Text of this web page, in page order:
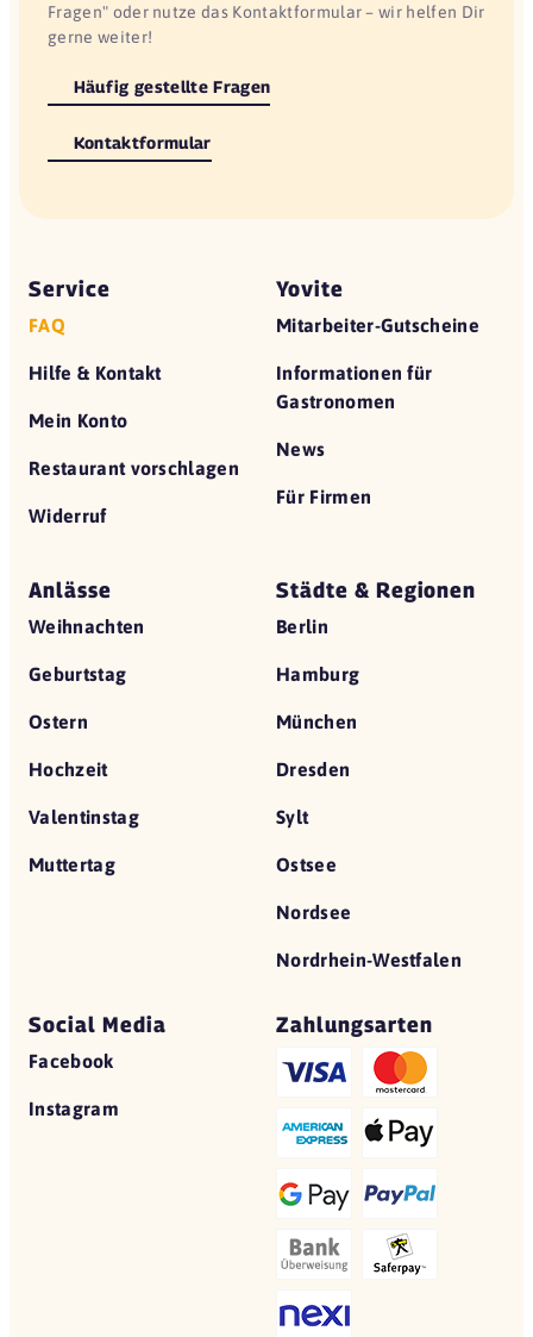
Fragen" oder nutze das Kontaktformular – wir helfen Dir
gerne weiter!
Häufig gestellte Fragen
Kontaktformular
Service
FAQ
Hilfe & Kontakt
Mein Konto
Restaurant vorschlagen
Widerruf
Yovite
Mitarbeiter-Gutscheine
Informationen für
Gastronomen
News
Für Firmen
Anlässe
Weihnachten
Geburtstag
Ostern
Hochzeit
Valentinstag
Muttertag
Städte & Regionen
Berlin
Hamburg
München
Dresden
Sylt
Ostsee
Nordsee
Nordrhein-Westfalen
Social Media
Facebook
Instagram
Zahlungsarten